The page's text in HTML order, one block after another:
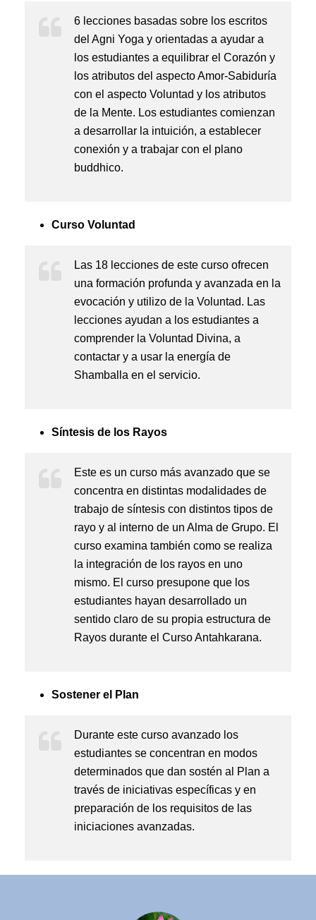
6 lecciones basadas sobre los escritos
del Agni Yoga y orientadas a ayudar a
los estudiantes a equilibrar el Corazón y
los atributos del aspecto Amor-Sabiduría
con el aspecto Voluntad y los atributos
de la Mente. Los estudiantes comienzan
a desarrollar la intuición, a establecer
conexión y a trabajar con el plano
buddhico.
Curso Voluntad
Las 18 lecciones de este curso ofrecen
una formación profunda y avanzada en la
evocación y utilizo de la Voluntad. Las
lecciones ayudan a los estudiantes a
comprender la Voluntad Divina, a
contactar y a usar la energía de
Shamballa en el servicio.
Síntesis de los Rayos
Este es un curso más avanzado que se
concentra en distintas modalidades de
trabajo de síntesis con distintos tipos de
rayo y al interno de un Alma de Grupo. El
curso examina también como se realiza
la integración de los rayos en uno
mismo. El curso presupone que los
estudiantes hayan desarrollado un
sentido claro de su propia estructura de
Rayos durante el Curso Antahkarana.
Sostener el Plan
Durante este curso avanzado los
estudiantes se concentran en modos
determinados que dan sostén al Plan a
través de iniciativas específicas y en
preparación de los requisitos de las
iniciaciones avanzadas.